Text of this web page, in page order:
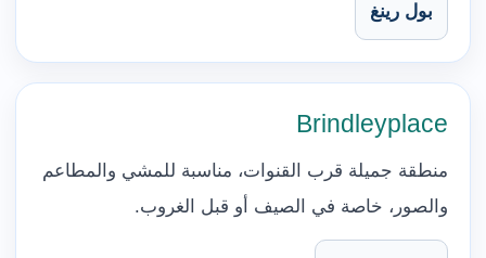
بول رينغ
Brindleyplace
منطقة جميلة قرب القنوات، مناسبة للمشي والمطاعم
والصور، خاصة في الصيف أو قبل الغروب.